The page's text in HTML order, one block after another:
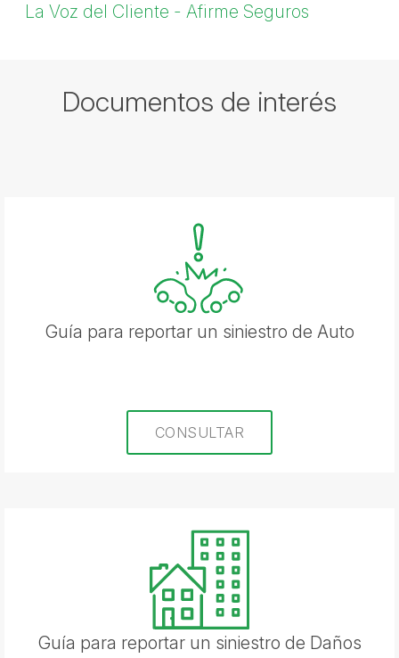
La Voz del Cliente - Afirme Seguros
Documentos de interés
Guía para reportar un siniestro de Auto
CONSULTAR
Guía para reportar un siniestro de Daños